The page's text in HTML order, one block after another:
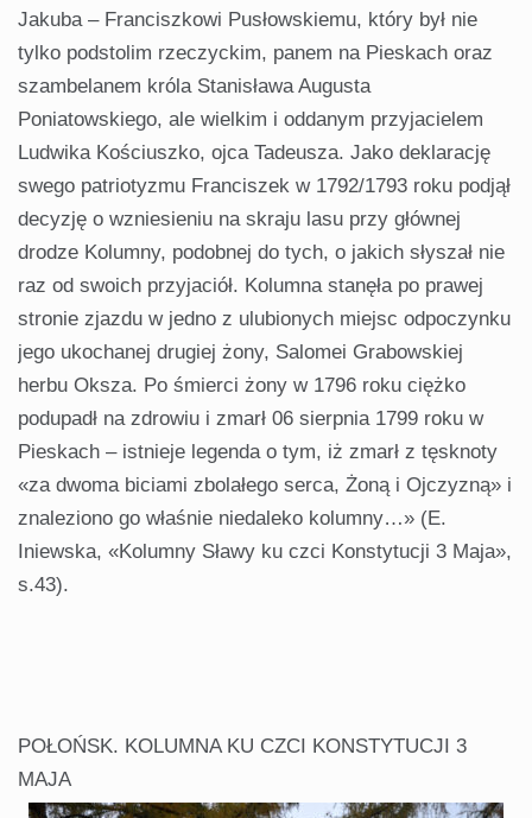
Jakuba – Franciszkowi Pusłowskiemu, który był nie
tylko podstolim rzeczyckim, panem na Pieskach oraz
szambelanem króla Stanisława Augusta
Poniatowskiego, ale wielkim i oddanym przyjacielem
Ludwika Kościuszko, ojca Tadeusza. Jako deklarację
swego patriotyzmu Franciszek w 1792/1793 roku podjął
decyzję o wzniesieniu na skraju lasu przy głównej
drodze Kolumny, podobnej do tych, o jakich słyszał nie
raz od swoich przyjaciół. Kolumna stanęła po prawej
stronie zjazdu w jedno z ulubionych miejsc odpoczynku
jego ukochanej drugiej żony, Salomei Grabowskiej
herbu Oksza. Po śmierci żony w 1796 roku ciężko
podupadł na zdrowiu i zmarł 06 sierpnia 1799 roku w
Pieskach – istnieje legenda o tym, iż zmarł z tęsknoty
«za dwoma biciami zbolałego serca, Żoną i Ojczyzną» i
znaleziono go właśnie niedaleko kolumny…» (E.
Iniewska, «Kolumny Sławy ku czci Konstytucji 3 Maja»,
s.43).
POŁOŃSK. KOLUMNA KU CZCI KONSTYTUCJI 3
MAJA